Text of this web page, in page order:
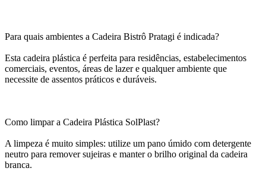
Para quais ambientes a Cadeira Bistrô Pratagi é indicada?
Esta cadeira plástica é perfeita para residências, estabelecimentos
comerciais, eventos, áreas de lazer e qualquer ambiente que
necessite de assentos práticos e duráveis.
Como limpar a Cadeira Plástica SolPlast?
A limpeza é muito simples: utilize um pano úmido com detergente
neutro para remover sujeiras e manter o brilho original da cadeira
branca.